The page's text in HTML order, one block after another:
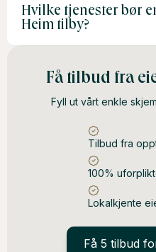
god lokalkunnskap. En
gi innsikt i meglerens
Ja, det er vanlig å
provisjonsmodellen og
Hvilke tjenester bør
Heim tilby?
En god eiendomsmegler
verdivurdering,
håndtering av visninger og
hele salgsprosessen.
Få tilbud fra
Fyll ut vårt enkle
Tilbud fra
100%
Lokalkjente
Få 5 tilbud